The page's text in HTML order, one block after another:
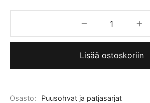
Lisää ostoskoriin
Osasto: Puusohvat ja patjasarjat